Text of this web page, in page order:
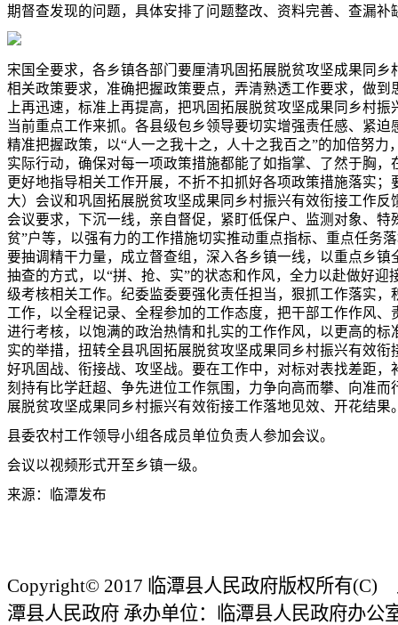
期督查发现的问题，具体安排了问题整改、资料完善、查漏补
宋国全要求，各乡镇各部门要厘清巩固拓展脱贫攻坚成果同乡
相关政策要求，准确把握政策要点，弄清熟透工作要求，做到
上再迅速，标准上再提高，把巩固拓展脱贫攻坚成果同乡村振
当前重点工作来抓。各县级包乡领导要切实增强责任感、紧迫
精准把握政策，以“人一之我十之，人十之我百之”的加倍努力
实际行动，确保对每一项政策措施都能了如指掌、了然于胸，
更好地指导相关工作开展，不折不扣抓好各项政策措施落实；
大）会议和巩固拓展脱贫攻坚成果同乡村振兴有效衔接工作反
会议要求，下沉一线，亲自督促，紧盯低保户、监测对象、特
贫”户等，以强有力的工作措施切实推动重点指标、重点任务
要抽调精干力量，成立督查组，深入各乡镇一线，以重点乡镇
抽查的方式，以“拼、抢、实”的状态和作风，全力以赴做好迎
级考核相关工作。纪委监委要强化责任担当，狠抓工作落实，
工作，以全程记录、全程参加的工作态度，把干部工作作风、
进行考核，以饱满的政治热情和扎实的工作作风，以更高的标
实的举措，扭转全县巩固拓展脱贫攻坚成果同乡村振兴有效衔
好巩固战、衔接战、攻坚战。要在工作中，对标对表找差距，
刻持有比学赶超、争先进位工作氛围，力争向高而攀、向准而
展脱贫攻坚成果同乡村振兴有效衔接工作落地见效、开花结果
县委农村工作领导小组各成员单位负责人参加会议。
会议以视频形式开至乡镇一级。
来源：临潭发布
Copyright© 2017 临潭县人民政府版权所有(C)
潭县人民政府 承办单位：临潭县人民政府办